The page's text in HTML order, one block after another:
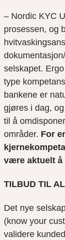
– Nordic KYC
prosessen, og
selskapet.
type
bankene er
gjøres i dag,
til å
områder. For
være aktuelt å
TILBUD TIL
Det nye
(know your
validere